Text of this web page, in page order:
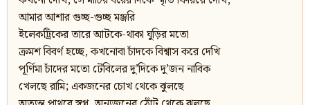
আমার আশার গুচ্ছ-গুচ্ছ মঞ্জরি
ইলেকট্রিকের তারে আটকে-থাকা ঘুড়ির মতো
ক্রমশ বিবর্ণ হচ্ছে, কখনোবা চাঁদকে বিশ্বাস করে দেখি
পূর্ণিমা চাঁদের মতো টেবিলের দু’দিকে দু’জন নাবিক
খেলছে রামি; একজনের চোখ থেকে ঝুলছে